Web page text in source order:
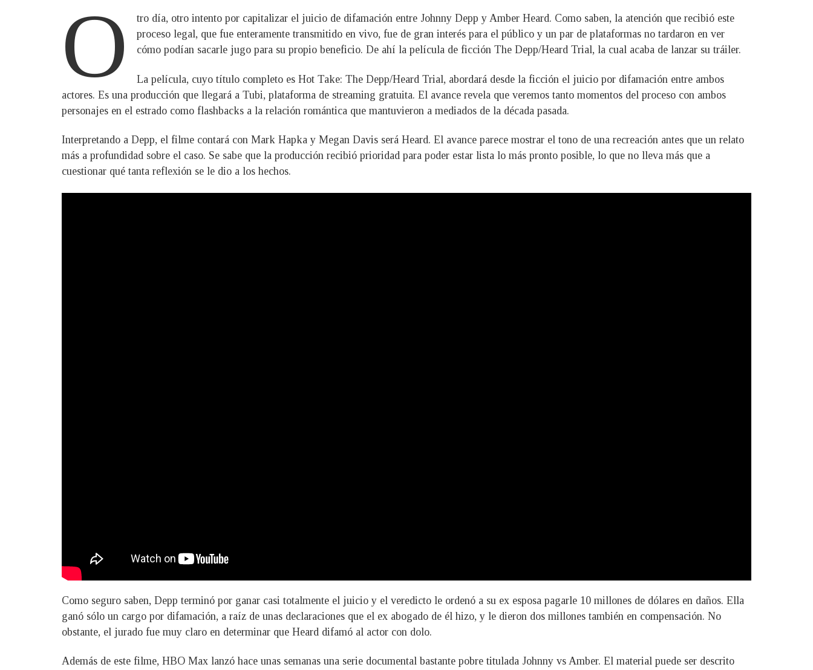
O
tro día, otro intento por capitalizar el juicio de difamación entre Johnny Depp y Amber Heard. Como saben, la atención que recibió este
proceso legal, que fue enteramente transmitido en vivo, fue de gran interés para el público y un par de plataformas no tardaron en ver
cómo podían sacarle jugo para su propio beneficio. De ahí la película de ficción The Depp/Heard Trial, la cual acaba de lanzar su tráiler.
La película, cuyo título completo es Hot Take: The Depp/Heard Trial, abordará desde la ficción el juicio por difamación entre ambos
actores. Es una producción que llegará a Tubi, plataforma de streaming gratuita. El avance revela que veremos tanto momentos del proceso con ambos
personajes en el estrado como flashbacks a la relación romántica que mantuvieron a mediados de la década pasada.
Interpretando a Depp, el filme contará con Mark Hapka y Megan Davis será Heard. El avance parece mostrar el tono de una recreación antes que un relato
más a profundidad sobre el caso. Se sabe que la producción recibió prioridad para poder estar lista lo más pronto posible, lo que no lleva más que a
cuestionar qué tanta reflexión se le dio a los hechos.
Como seguro saben, Depp terminó por ganar casi totalmente el juicio y el veredicto le ordenó a su ex esposa pagarle 10 millones de dólares en daños. Ella
ganó sólo un cargo por difamación, a raíz de unas declaraciones que el ex abogado de él hizo, y le dieron dos millones también en compensación. No
obstante, el jurado fue muy claro en determinar que Heard difamó al actor con dolo.
Además de este filme, HBO Max lanzó hace unas semanas una serie documental bastante pobre titulada Johnny vs Amber. El material puede ser descrito